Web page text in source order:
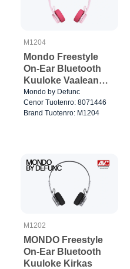
M1204
Mondo Freestyle
On-Ear Bluetooth
Kuuloke Vaalean
punainen
Mondo by Defunc
Cenor Tuotenro: 8071446
Brand Tuotenro: M1204
M1202
MONDO Freestyle
On-Ear Bluetooth
Kuuloke Kirkas